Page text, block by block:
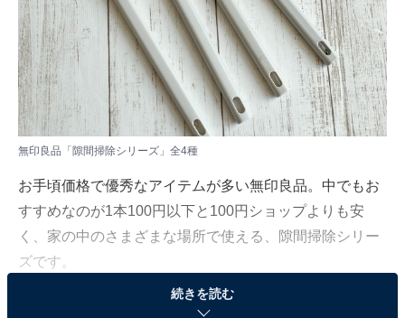
無印良品「隙間掃除シリーズ」全4種
お手頃価格で優秀なアイテムが多い無印良品。中でもお
すすめなのが1本100円以下と100円ショップよりも安
く、家の中のさまざまな場所で使える、隙間掃除シリー
ズです。
続きを読む